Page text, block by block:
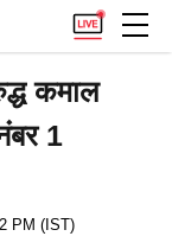
कमाल
1
PM (IST)